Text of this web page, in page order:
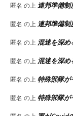
匿名 の上 連邦準備制
匿名 の上 連邦準備制
匿名 の上 混迷を深め
匿名 の上 混迷を深め
匿名 の上 特殊部隊が
匿名 の上 特殊部隊が